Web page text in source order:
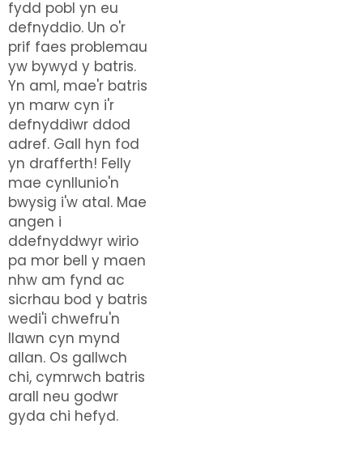
fydd pobl yn eu
defnyddio. Un o'r
prif faes problemau
yw bywyd y batris.
Yn aml, mae'r batris
yn marw cyn i'r
defnyddiwr ddod
adref. Gall hyn fod
yn drafferth! Felly
mae cynllunio'n
bwysig i'w atal. Mae
angen i
ddefnyddwyr wirio
pa mor bell y maen
nhw am fynd ac
sicrhau bod y batris
wedi'i chwefru'n
llawn cyn mynd
allan. Os gallwch
chi, cymrwch batris
arall neu godwr
gyda chi hefyd.